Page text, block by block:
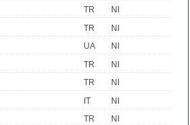
TR
NI
TR
NI
UA
NI
TR
NI
TR
NI
IT
NI
TR
NI